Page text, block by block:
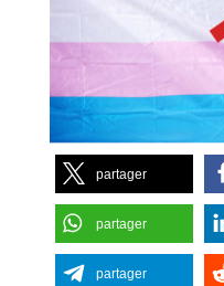
partager
partager
partager